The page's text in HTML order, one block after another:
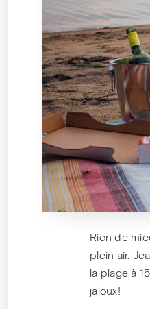
Rien de
plein air.
la plage à
jaloux!